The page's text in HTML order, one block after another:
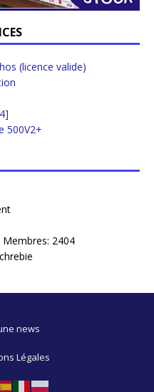
(licence valide)
500V2+
Membres: 2404
chrebie
news
Légales